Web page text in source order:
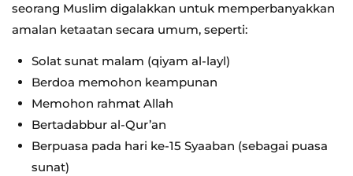
seorang Muslim digalakkan untuk memperbanyakkan
amalan ketaatan secara umum, seperti:
Solat sunat malam (qiyam al-layl)
Berdoa memohon keampunan
Memohon rahmat Allah
Bertadabbur al-Qur’an
Berpuasa pada hari ke-15 Syaaban (sebagai puasa
sunat)